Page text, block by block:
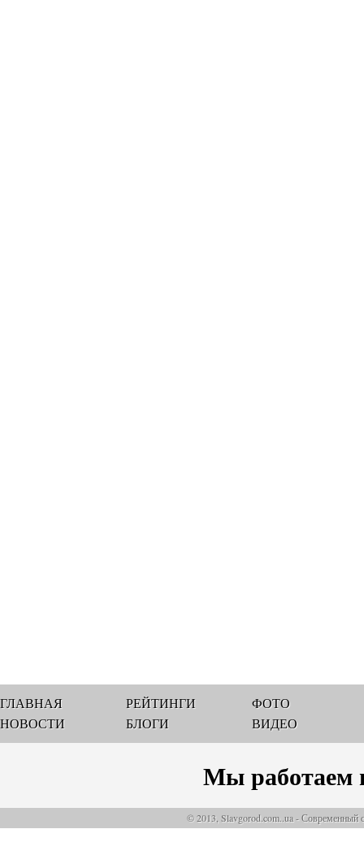
ГЛАВНАЯ
НОВОСТИ
РЕЙТИНГИ
БЛОГИ
ФОТО
ВИДЕО
Мы работаем
© 2013, Slavgorod.com..ua - Современный